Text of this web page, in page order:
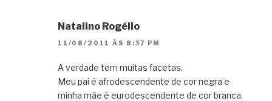
Natalino Rogélio
11/08/2011 ÀS 8:37 PM
A verdade tem muitas facetas.
Meu pai é afrodescendente de cor negra e
minha mãe é eurodescendente de cor branca.